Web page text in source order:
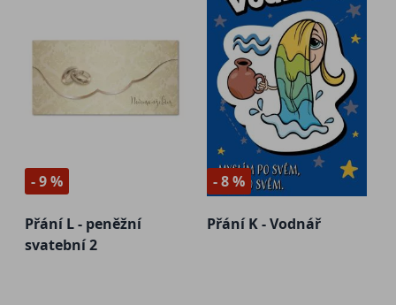
- 9 %
Přání L - peněžní
svatební 2
- 8 %
Přání K - Vodnář